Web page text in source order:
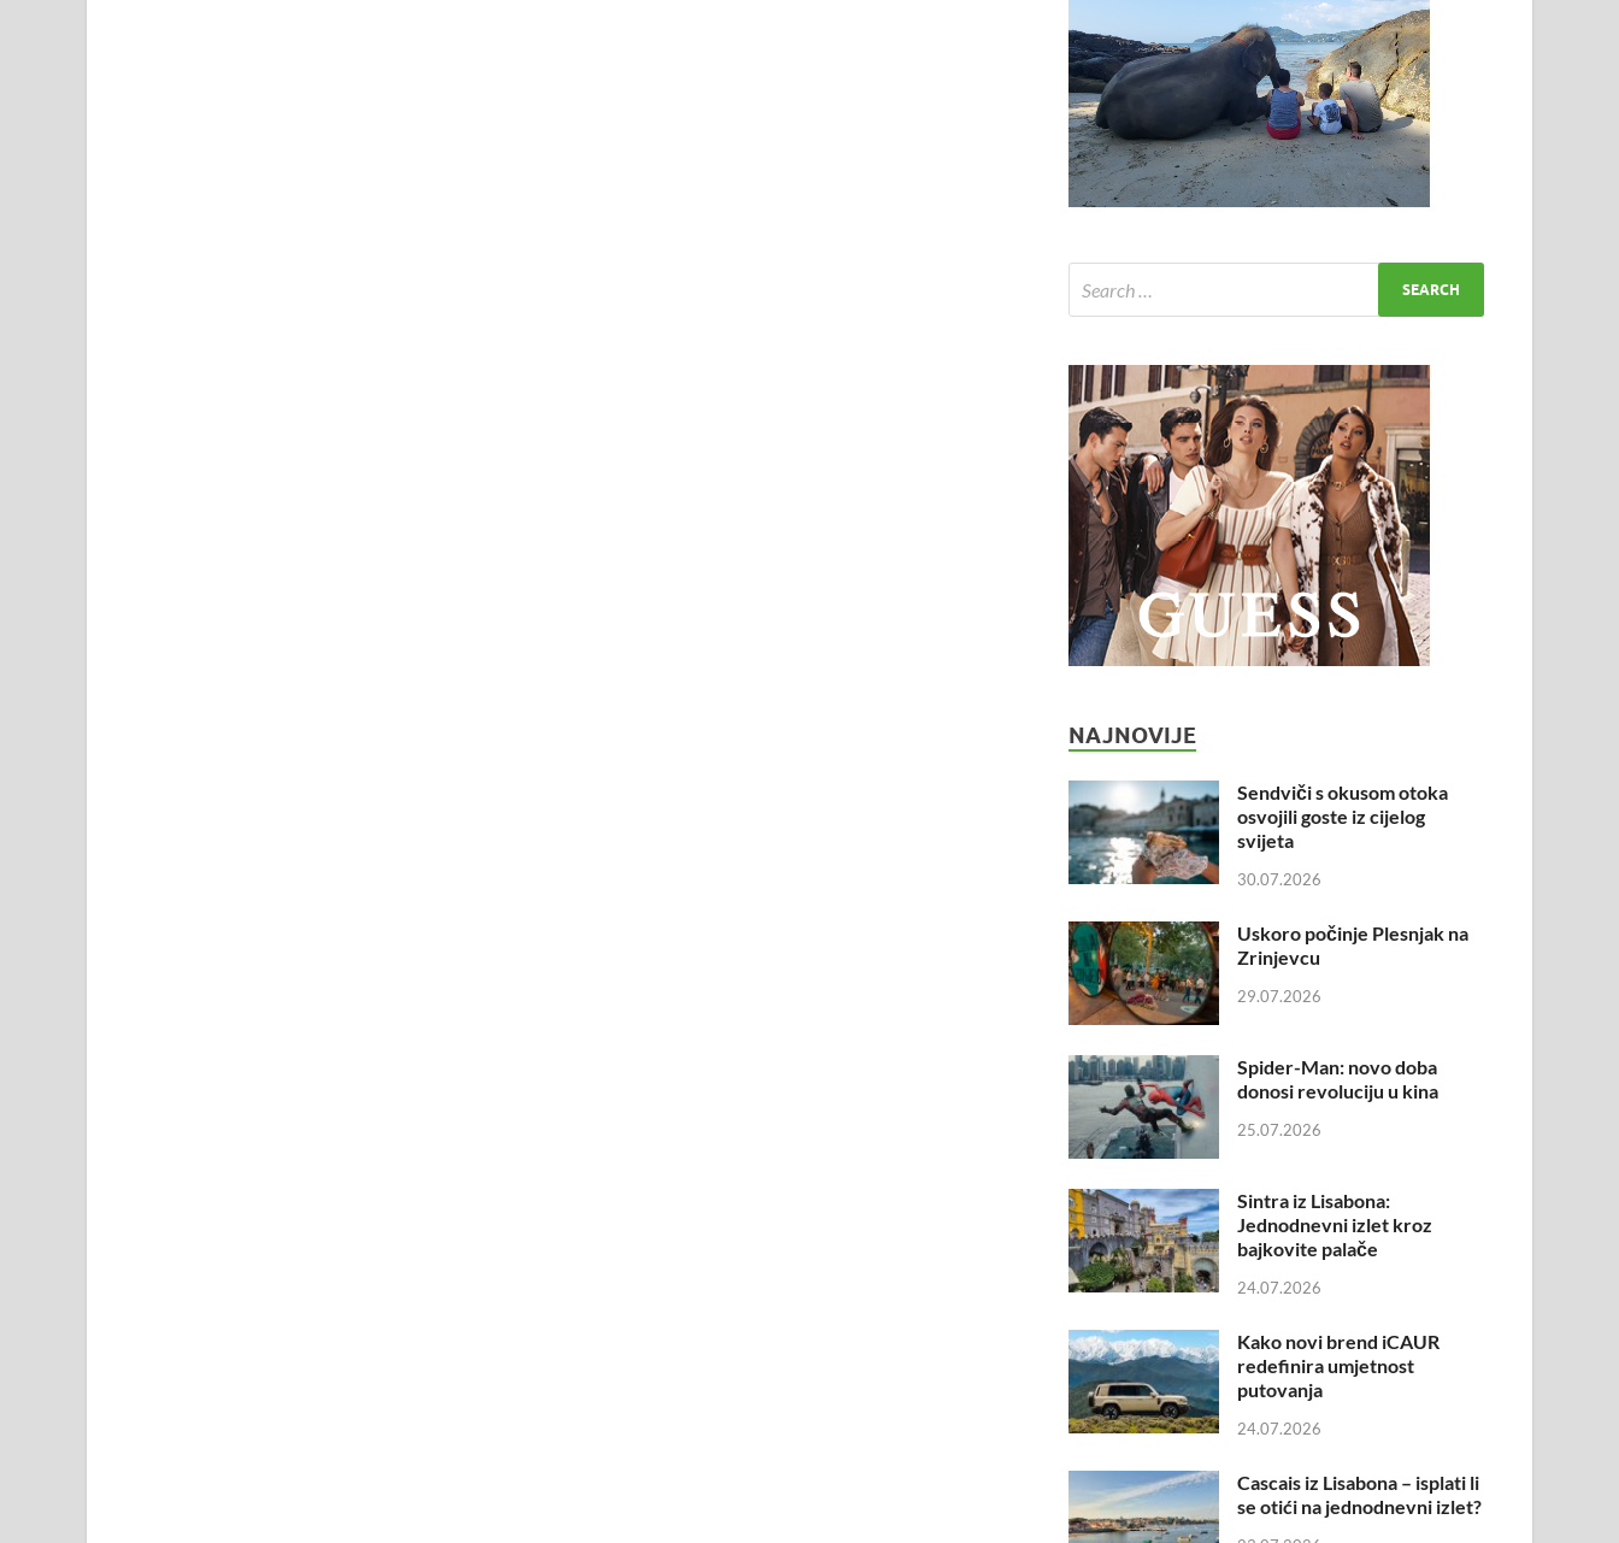
NAJNOVIJE
Sendviči s okusom otoka
osvojili goste iz cijelog
svijeta
30.07.2026
Uskoro počinje Plesnjak na
Zrinjevcu
29.07.2026
Spider-Man: novo doba
donosi revoluciju u kina
25.07.2026
Sintra iz Lisabona:
Jednodnevni izlet kroz
bajkovite palače
24.07.2026
Kako novi brend iCAUR
redefinira umjetnost
putovanja
24.07.2026
Cascais iz Lisabona – isplati li
se otići na jednodnevni izlet?